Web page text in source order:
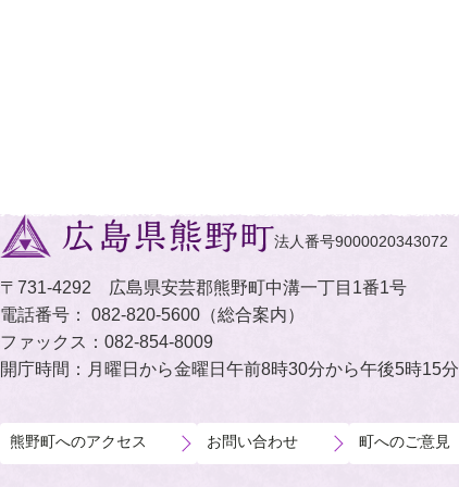
法人番号9000020343072
〒731-4292 広島県安芸郡熊野町中溝一丁目1番1号
電話番号： 082-820-5600（総合案内）
ファックス：082-854-8009
開庁時間：月曜日から金曜日 午前8時30分から午後5時15分
熊野町へのアクセス お問い合わせ 町へのご意見